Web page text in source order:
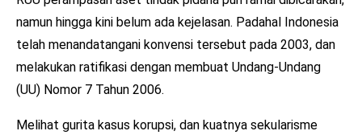
namun hingga kini belum ada kejelasan. Padahal Indonesia
telah menandatangani konvensi tersebut pada 2003, dan
melakukan ratifikasi dengan membuat Undang-Undang
(UU) Nomor 7 Tahun 2006.
Melihat gurita kasus korupsi, dan kuatnya sekularisme